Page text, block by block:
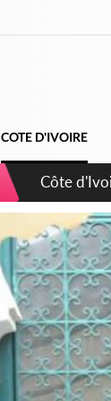
COTE D'IVOIRE
Côte
direction